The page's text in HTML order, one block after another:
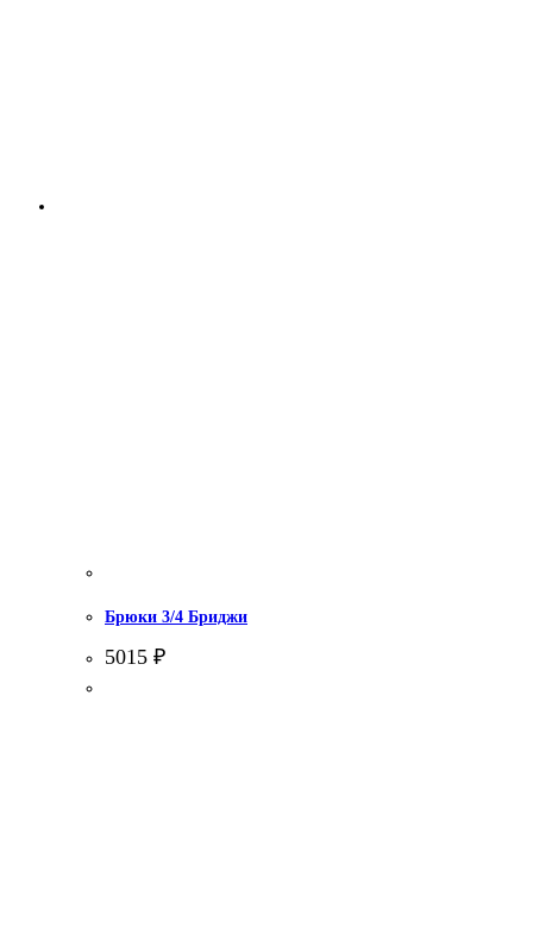
Брюки 3/4 Бриджи
5015 ₽